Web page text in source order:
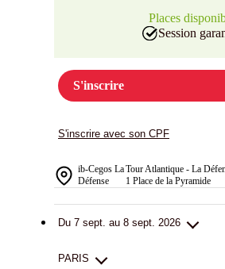
Places
Session
S'inscrire
S'inscrire avec son CPF
ib-Cegos La
Défense
Tour Atlantique - La
1 Place de la Pyramide
Du 7 sept. au 8 sept. 2026
PARIS